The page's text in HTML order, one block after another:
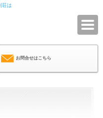
荘は
お問合せはこちら